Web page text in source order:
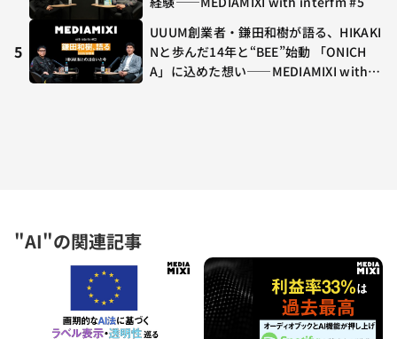
"AI"の関連記事
5
UUUM創業者・鎌田和樹が語る、HIKAKI
Nと歩んだ14年と“BEE”始動 「ONICH
A」に込めた想い——MEDIAMIXI with in